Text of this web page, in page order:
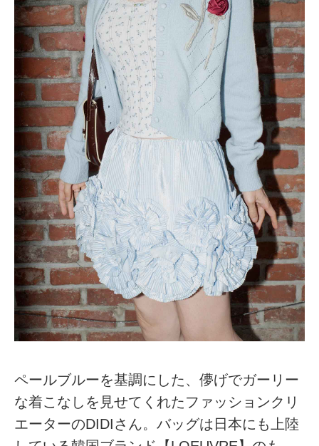
ペールブルーを基調にした、儚げでガーリー
な着こなしを見せてくれたファッションクリ
エーターのDIDIさん。バッグは日本にも上陸